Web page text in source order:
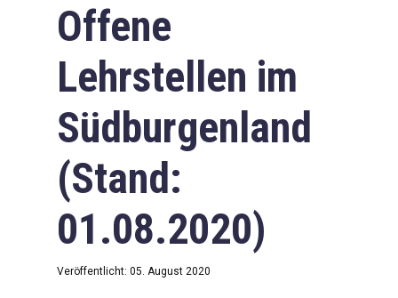
Offene
Lehrstellen im
Südburgenland
(Stand:
01.08.2020)
Veröffentlicht: 05. August 2020